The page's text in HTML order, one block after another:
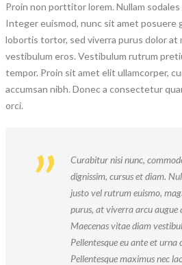
Proin non porttitor lorem. Nullam sodales
Integer euismod, nunc sit amet posuere
lobortis tortor, sed viverra purus dolor at
vestibulum eros. Vestibulum rutrum
tempor. Proin sit amet elit ullamcorper,
accumsan nibh. Donec a consectetur
orci.
Curabitur nisi nunc,
dignissim, cursus et diam.
justo vel rutrum euismo,
purus, at viverra arcu augue
Maecenas vitae diam
Pellentesque eu ante et urna
Pellentesque maximus nec